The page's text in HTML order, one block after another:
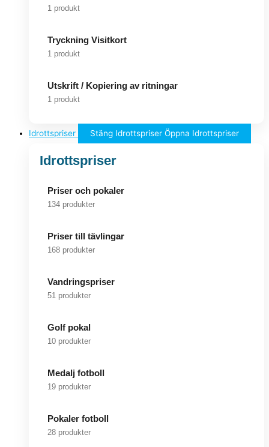
1 produkt
Tryckning Visitkort
1 produkt
Utskrift / Kopiering av ritningar
1 produkt
Idrottspriser Stäng Idrottspriser Öppna Idrottspriser
Idrottspriser
Priser och pokaler
134 produkter
Priser till tävlingar
168 produkter
Vandringspriser
51 produkter
Golf pokal
10 produkter
Medalj fotboll
19 produkter
Pokaler fotboll
28 produkter